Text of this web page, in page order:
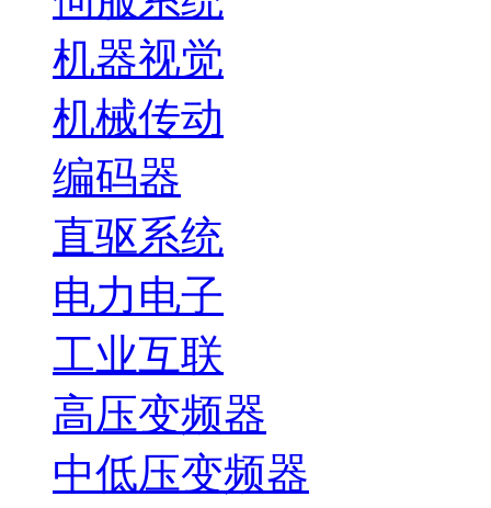
机器视觉
机械传动
编码器
直驱系统
电力电子
工业互联
高压变频器
中低压变频器